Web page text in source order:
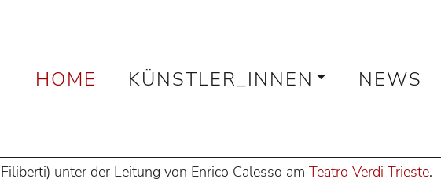
HOME KÜNSTLER_INNEN NEWS
Filiberti) unter der Leitung von Enrico Calesso amTeatro Verdi Trieste.